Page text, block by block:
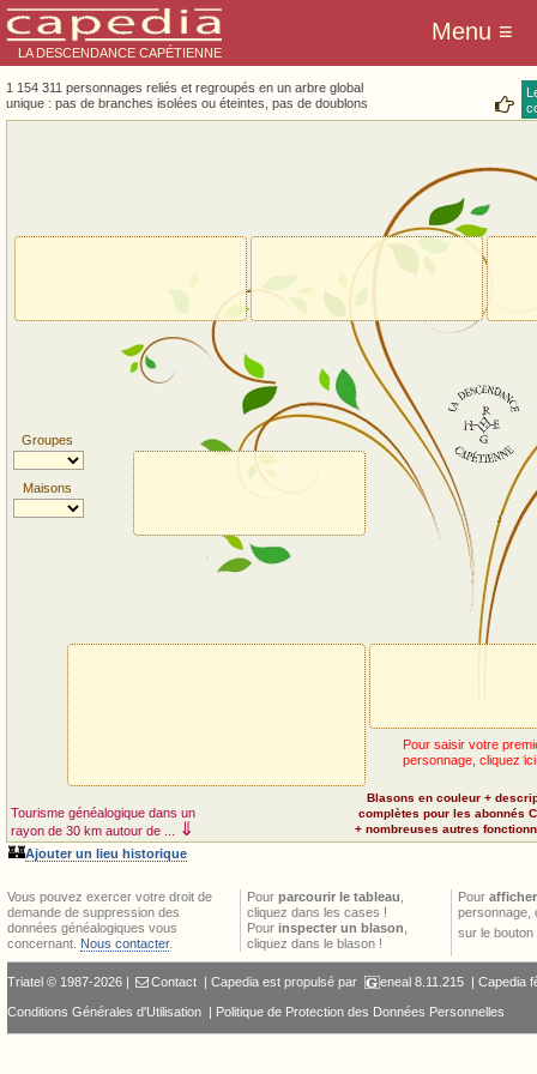
LA DESCENDANCE CAPÉTIENNE
1 154 311 personnages reliés et regroupés en un arbre global
unique : pas de branches isolées ou éteintes, pas de doublons
Groupes
Maisons
Tourisme généalogique dans un
rayon de 30 km autour de ...
⇓
Pour saisir votre
personnage, cliquez ici
🏰Ajouter un lieu historique
Blasons en couleur +
complètes pour les abonnés
+ nombreuses autres
Vous pouvez exercer votre droit de
demande de suppression des
données généalogiques vous
concernant. Nous contacter.
Pour parcourir le tableau
cliquez dans les cases !
Pour inspecter un blason
cliquez dans le blason !
Pour
personnage,
sur le bouton
Triatel © 1987-2026 | Contact | Capedia est propulsé par eneal8.11.215 | Capedia
Conditions Générales d'Utilisation | Politique de Protection des Données Personnelles